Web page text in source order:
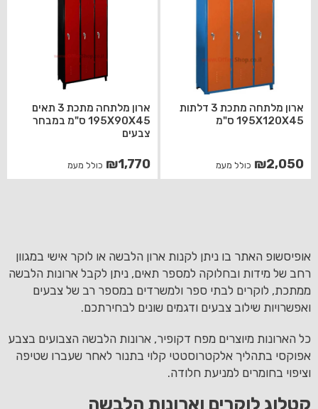
ארון מלתחה מתכת 3 דלתות
195X120X45 ס"מ
₪2,050 כולל מעמ
ארון מלתחה מתכת 3 תאים
195X90X45 ס"מ במבחר
צבעים
₪1,770 כולל מעמ
אופיסשופ האתר בו ניתן לקנות ארון הלבשה או לוקר אישי במגוון
רחב של מידות ובחלוקה למספר תאים, ניתן לקבל ארונות הלבשה
ממתכת, לוקרים לבתי ספר ולמשרדים במספר רב של צבעים
ואפשרויות שילוב צבעים ודגמים שונים לבחירתכם.
כל הארונות מיוצרים מפח דקופיר, ארונות הלבשה הצבועים בצבע
אפוקסי בתהליך אלקטרוסטטי קלוי בתנור לאחר שעברו שטיפה
וציפוי בחומרים למניעת חלודה.
קטלוג לוקרים וארונות הלבשה